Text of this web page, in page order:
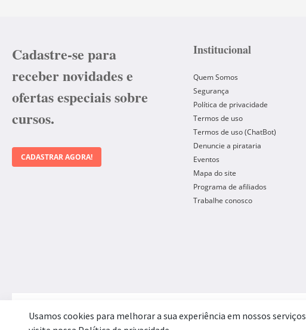
Cadastre-se para
receber novidades e
ofertas especiais sobre
cursos.
CADASTRAR AGORA!
Institucional
Quem Somos
Segurança
Política de privacidade
Termos de uso
Termos de uso (ChatBot)
Denuncie a pirataria
Eventos
Mapa do site
Programa de afiliados
Trabalhe conosco
Forma de Pagamento